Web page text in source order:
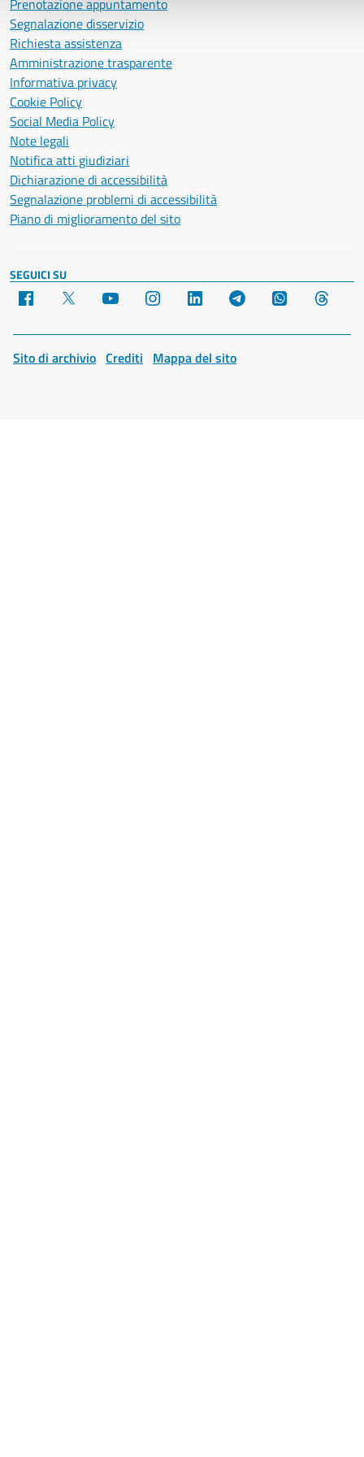
Prenotazione appuntamento
Segnalazione disservizio
Richiesta assistenza
Amministrazione trasparente
Informativa privacy
Cookie Policy
Social Media Policy
Note legali
Notifica atti giudiziari
Dichiarazione di accessibilità
Segnalazione problemi di accessibilità
Piano di miglioramento del sito
SEGUICI SU
Facebook YouTube Instagram LinkedIn Telegram WhatsApp
Sito di archivio Crediti Mappa del sito